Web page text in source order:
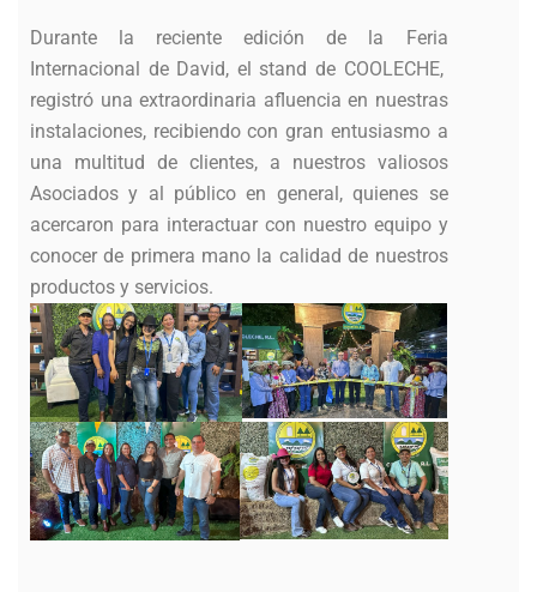
Durante la reciente edición de la Feria
Internacional de David, el stand de COOLECHE,
registró una extraordinaria afluencia en nuestras
instalaciones, recibiendo con gran entusiasmo a
una multitud de clientes, a nuestros valiosos
Asociados y al público en general, quienes se
acercaron para interactuar con nuestro equipo y
conocer de primera mano la calidad de nuestros
productos y servicios.